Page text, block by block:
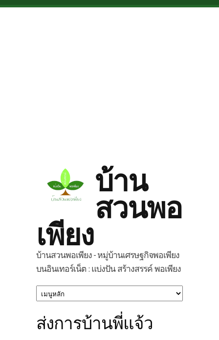
Skip to main content
บ้าน
สวนพอ
เพียง
บ้านสวนพอเพียง - หมู่บ้านเศรษฐกิจพอเพียง
บนอินเทอร์เน็ต : แบ่งปัน สร้างสรรค์ พอเพียง
ส่งการบ้านพี่แจ้ว